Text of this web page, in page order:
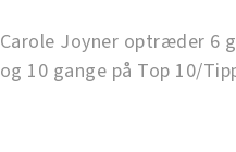
Carole Joyner optræder 6
og 10 gange på Top 10/